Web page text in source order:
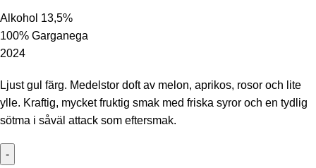
Alkohol 13,5%
100% Garganega
2024
Ljust gul färg. Medelstor doft av melon, aprikos, rosor och lite
ylle. Kraftig, mycket fruktig smak med friska syror och en tydlig
sötma i såväl attack som eftersmak.